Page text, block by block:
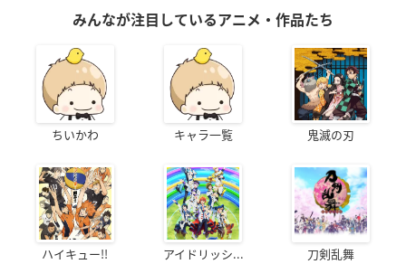
みんなが注目しているアニメ・作品たち
ちいかわ キャラ一覧 鬼滅の刃
ハイキュー!! アイドリッシ... 刀剣乱舞